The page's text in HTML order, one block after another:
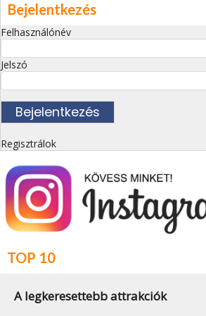
Bejelentkezés
Felhasználónév
Jelszó
Regisztrálok
TOP 10
A legkeresettebb attrakciók